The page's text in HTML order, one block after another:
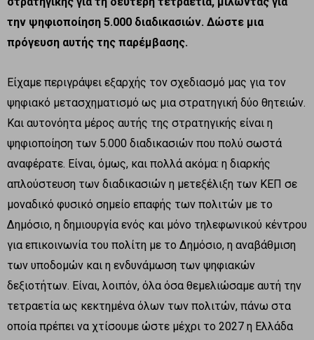
την ψηφιοποίηση 5.000 διαδικασιών. Δώστε μια
πρόγευση αυτής της παρέμβασης.
Είχαμε περιγράψει εξαρχής τον σχεδιασμό μας για τον
ψηφιακό μετασχηματισμό ως μια στρατηγική δύο θητειών.
Και αυτονόητα μέρος αυτής της στρατηγικής είναι η
ψηφιοποίηση των 5.000 διαδικασιών που πολύ σωστά
αναφέρατε. Είναι, όμως, και πολλά ακόμα: η διαρκής
απλούστευση των διαδικασιών η μετεξέλιξη των ΚΕΠ σε
μοναδικό φυσικό σημείο επαφής των πολιτών με το
Δημόσιο, η δημιουργία ενός και μόνο τηλεφωνικού κέντρου
για επικοινωνία του πολίτη με το Δημόσιο, η αναβάθμιση
των υποδομών και η ενδυνάμωση των ψηφιακών
δεξιοτήτων. Είναι, λοιπόν, όλα όσα θεμελιώσαμε αυτή την
τετραετία ως κεκτημένα όλων των πολιτών, πάνω στα
οποία πρέπει να χτίσουμε ώστε μέχρι το 2027 η Ελλάδα